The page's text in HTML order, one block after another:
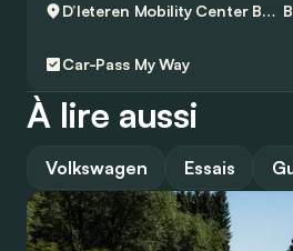
D’Ieteren Mobility Center Boortmeerbeek - Volkswagen & Commercial Vehicles
Car-Pass My Way
À lire aussi
Volkswagen Essais